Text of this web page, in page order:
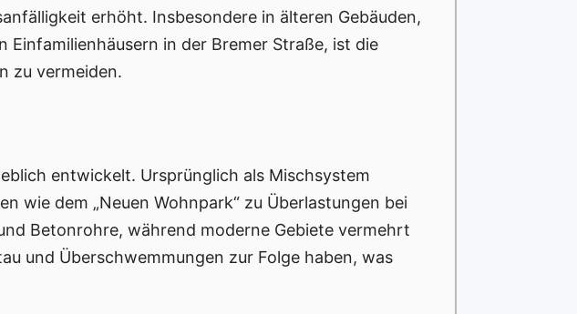
erhöht. Insbesondere in älteren Gebäuden,
Einfamilienhäusern in der Bremer Straße, ist die
zu vermeiden.
entwickelt. Ursprünglich als Mischsystem
wie dem „Neuen Wohnpark“ zu Überlastungen bei
Betonrohre, während moderne Gebiete vermehrt
und Überschwemmungen zur Folge haben, was